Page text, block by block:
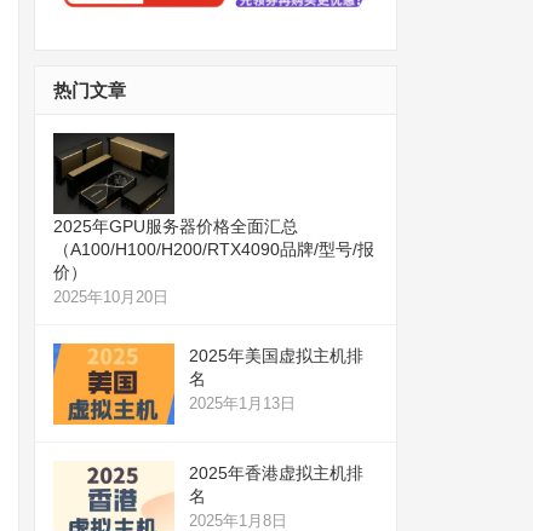
热门文章
2025年GPU服务器价格全面汇总
（A100/H100/H200/RTX4090品牌/型号/报
价）
2025年10月20日
2025年美国虚拟主机排
名
2025年1月13日
2025年香港虚拟主机排
名
2025年1月8日